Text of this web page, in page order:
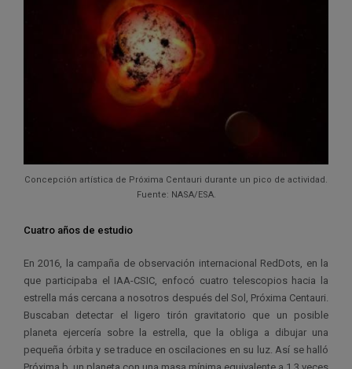
Concepción artística de Próxima Centauri durante un pico de actividad.
Fuente: NASA/ESA.
Cuatro años de estudio
En 2016, la campaña de observación internacional RedDots, en la
que participaba el IAA-CSIC, enfocó cuatro telescopios hacia la
estrella más cercana a nosotros después del Sol, Próxima Centauri.
Buscaban detectar el ligero tirón gravitatorio que un posible
planeta ejercería sobre la estrella, que la obliga a dibujar una
pequeña órbita y se traduce en oscilaciones en su luz. Así se halló